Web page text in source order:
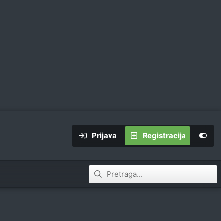
Prijava Registracija